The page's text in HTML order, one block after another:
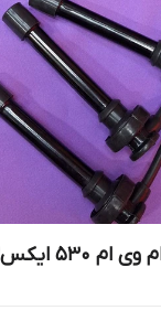
و 315 و تیگو 5